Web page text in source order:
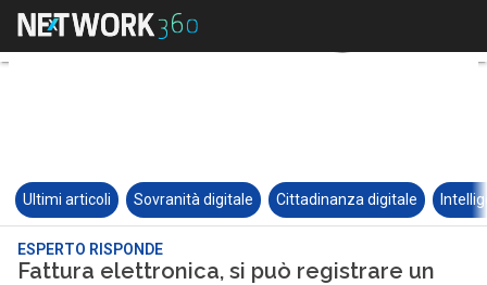
Ultimi articoli Sovranità digitale Cittadinanza digitale
ESPERTO RISPONDE
Fattura elettronica, si può registrare un